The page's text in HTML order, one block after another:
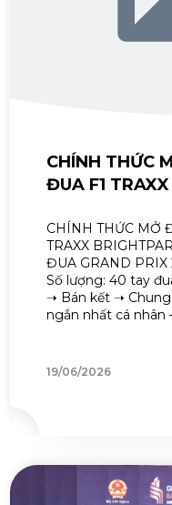
CHÍNH THỨC
ĐUA F1
CHÍNH THỨC MỞ
TRAXX
ĐUA GRAND
Số lượng: 40 tay
➝ Bán kết ➝
ngắn nhất cá nhân
19/06/2026